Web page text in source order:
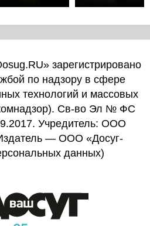
зарегистрировано
по надзору в сфере
технологий и массовых
Св-во Эл № ФС
Учредитель: ООО
— ООО «Досуг-
данных)